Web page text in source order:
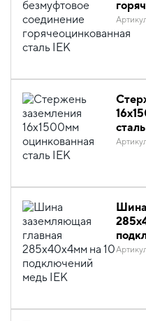
IEK
Шина